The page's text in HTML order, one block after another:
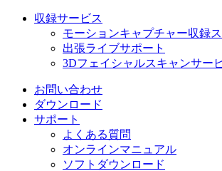
収録サービス
モーションキャプチャー収録
出張ライブサポート
3Dフェイシャルスキャンサー
お問い合わせ
ダウンロード
サポート
よくある質問
オンラインマニュアル
ソフトダウンロード